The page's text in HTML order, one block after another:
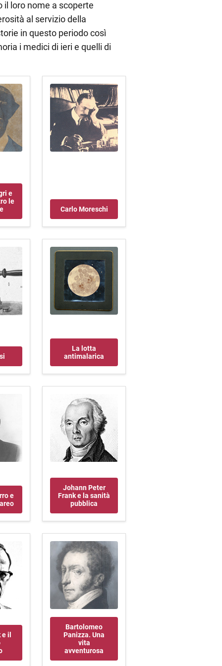
il loro nome a scoperte
al servizio della
in questo periodo così
i medici di ieri e quelli di
e
le
Carlo Moreschi
La lotta
antimalarica
e
Johann Peter
Frank e la sanità
pubblica
il
Bartolomeo
Panizza. Una
vita
avventurosa